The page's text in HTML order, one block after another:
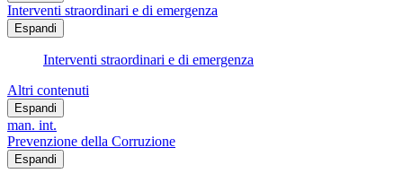
Interventi straordinari e di emergenza
Espandi
Interventi straordinari e di emergenza
Altri contenuti
Espandi
man. int.
Prevenzione della Corruzione
Espandi